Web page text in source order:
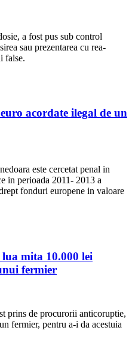
a fost pus sub control
sau prezentarea cu rea-
false.
acordate ilegal de un
este cercetat penal in
in perioada 2011- 2013 a
fonduri europene in valoare
mita 10.000 lei
fermier
prins de procurorii anticoruptie,
fermier, pentru a-i da acestuia